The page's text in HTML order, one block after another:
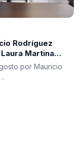
Rodríguez
Martina
por Mauricio